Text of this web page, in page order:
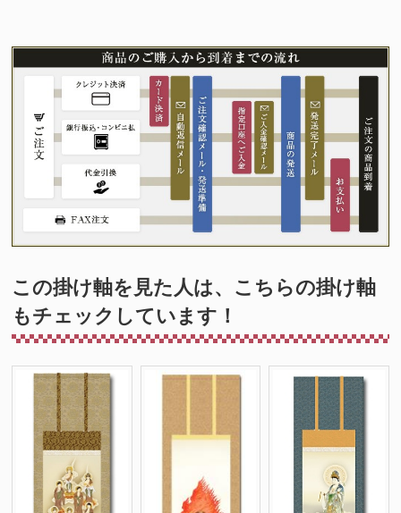
この掛け軸を見た人は、こちらの掛け軸
もチェックしています！